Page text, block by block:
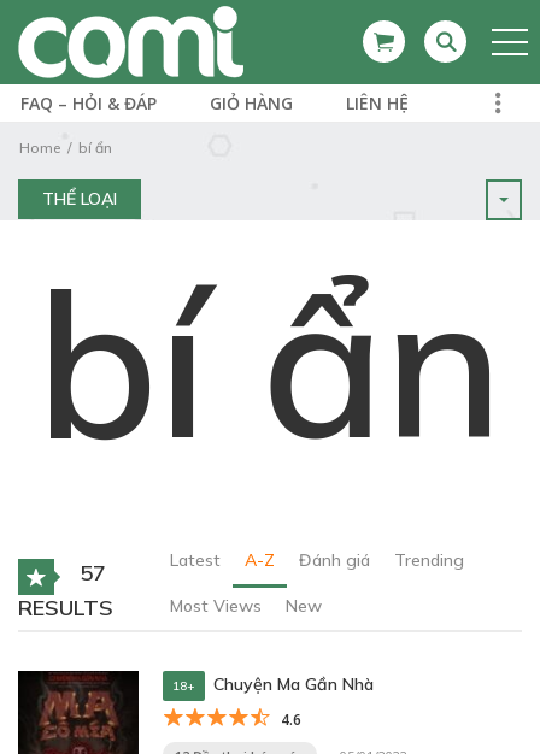
FAQ – HỎI & ĐÁP GIỎ HÀNG LIÊN HỆ
Home bí ẩn
THỂ LOẠI
bí ẩn
57
RESULTS
Latest A-Z Đánh giá Trending
Most Views New
18+ Chuyện Ma Gần Nhà
4.6